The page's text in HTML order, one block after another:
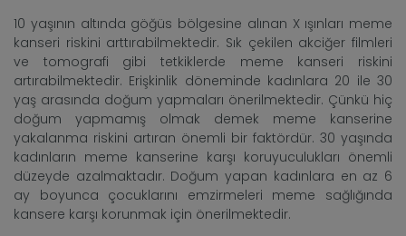
10 yaşının altında göğüs bölgesine alınan X ışınları meme
kanseri riskini arttırabilmektedir. Sık çekilen akciğer filmleri
ve tomografi gibi tetkiklerde meme kanseri riskini
artırabilmektedir. Erişkinlik döneminde kadınlara 20 ile 30
yaş arasında doğum yapmaları önerilmektedir. Çünkü hiç
doğum yapmamış olmak demek meme kanserine
yakalanma riskini artıran önemli bir faktördür. 30 yaşında
kadınların meme kanserine karşı koruyuculukları önemli
düzeyde azalmaktadır. Doğum yapan kadınlara en az 6
ay boyunca çocuklarını emzirmeleri meme sağlığında
kansere karşı korunmak için önerilmektedir.